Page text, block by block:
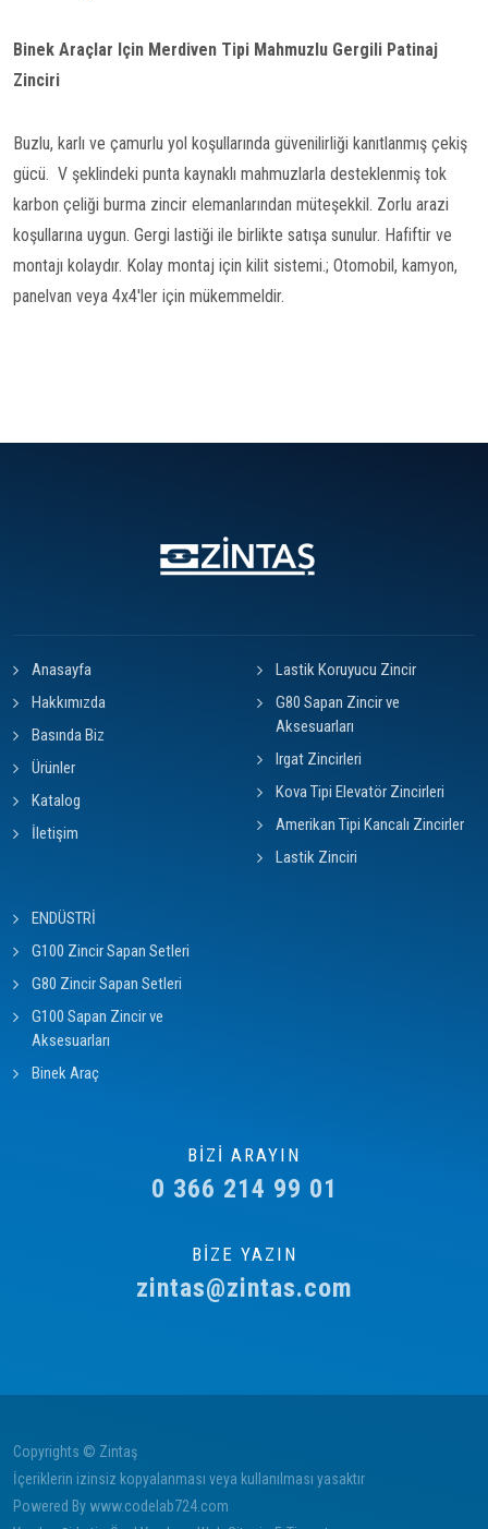
Binek Araçlar Için Merdiven Tipi Mahmuzlu Gergili Patinaj
Zinciri
Buzlu, karlı ve çamurlu yol koşullarında güvenilirliği kanıtlanmış çekiş
gücü. V şeklindeki punta kaynaklı mahmuzlarla desteklenmiş tok
karbon çeliği burma zincir elemanlarından müteşekkil. Zorlu arazi
koşullarına uygun. Gergi lastiği ile birlikte satışa sunulur. Hafiftir ve
montajı kolaydır. Kolay montaj için kilit sistemi.; Otomobil, kamyon,
panelvan veya 4x4'ler için mükemmeldir.
Anasayfa
Hakkımızda
Basında Biz
Ürünler
Katalog
İletişim
Lastik Koruyucu Zincir
G80 Sapan Zincir ve
Aksesuarları
Irgat Zincirleri
Kova Tipi Elevatör Zincirleri
Amerikan Tipi Kancalı Zincirler
Lastik Zinciri
ENDÜSTRİ
G100 Zincir Sapan Setleri
G80 Zincir Sapan Setleri
G100 Sapan Zincir ve
Aksesuarları
Binek Araç
BİZİ ARAYIN
0 366 214 99 01
BİZE YAZIN
zintas@zintas.com
Copyrights © Zintaş
İçeriklerin izinsiz kopyalanması veya kullanılması yasaktır
Powered By www.codelab724.com